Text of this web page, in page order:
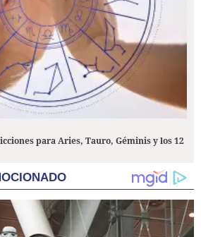
para Aries, Tauro, Géminis y los 12